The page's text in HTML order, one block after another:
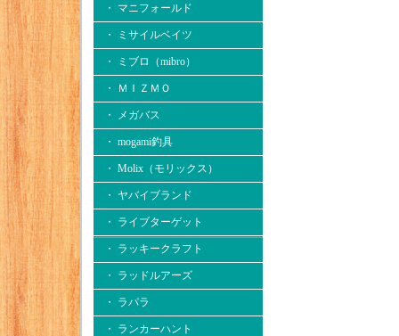
・ マニフォールド
・ ミサイルベイツ
・ ミブロ（mibro）
・ ＭＩＺＭＯ
・ メガバス
・ mogami釣具
・ Molix（モリックス）
・ ヤバイブランド
・ ライブターゲット
・ ラッキークラフト
・ ラッドルアーズ
・ ラパラ
・ ランカーハント